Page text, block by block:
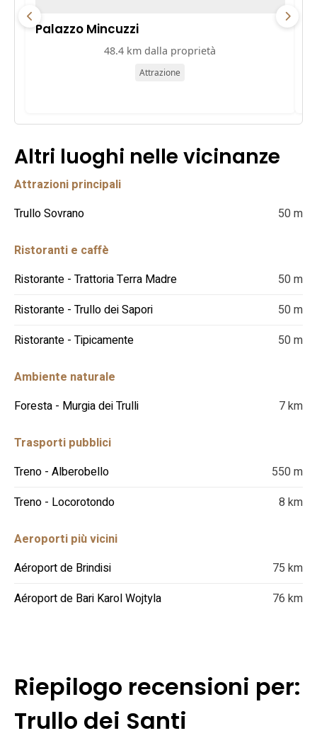
Palazzo Mincuzzi
48.4 km dalla proprietà
Attrazione
Altri luoghi nelle vicinanze
Attrazioni principali
Trullo Sovrano
50 m
Ristoranti e caffè
Ristorante - Trattoria Terra Madre
50 m
Ristorante - Trullo dei Sapori
50 m
Ristorante - Tipicamente
50 m
Ambiente naturale
Foresta - Murgia dei Trulli
7 km
Trasporti pubblici
Treno - Alberobello
550 m
Treno - Locorotondo
8 km
Aeroporti più vicini
Aéroport de Brindisi
75 km
Aéroport de Bari Karol Wojtyla
76 km
Riepilogo recensioni per:
Trullo dei Santi